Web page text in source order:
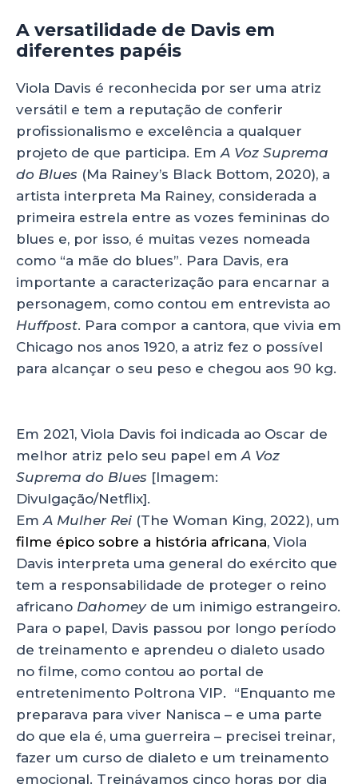
A versatilidade de Davis em
diferentes papéis
Viola Davis é reconhecida por ser uma atriz
versátil e tem a reputação de conferir
profissionalismo e excelência a qualquer
projeto de que participa. EmA Voz Suprema
do Blues (Ma Rainey’s Black Bottom, 2020), a
artista interpreta Ma Rainey, considerada a
primeira estrela entre as vozes femininas do
blues e, por isso, é muitas vezes nomeada
como “a mãe do blues”. Para Davis, era
importante a caracterização para encarnar a
personagem, como contou em entrevista ao
Huffpost. Para compor a cantora, que vivia em
Chicago nos anos 1920, a atriz fez o possível
para alcançar o seu peso e chegou aos 90 kg.
Em 2021, Viola Davis foi indicada ao Oscar de
melhor atriz pelo seu papel em A Voz
Suprema do Blues [Imagem:
Divulgação/Netflix].
Em A Mulher Rei (The Woman King, 2022), um
filme épico sobre a história africana, Viola
Davis interpreta uma general do exército que
tem a responsabilidade de proteger o reino
africano Dahomeyde um inimigo estrangeiro.
Para o papel, Davis passou por longo período
de treinamento e aprendeu o dialeto usado
no filme, como contou ao portal de
entretenimento Poltrona VIP. “Enquanto me
preparava para viver Nanisca – e uma parte
do que ela é, uma guerreira – precisei treinar,
fazer um curso de dialeto e um treinamento
emocional. Treinávamos cinco horas por dia